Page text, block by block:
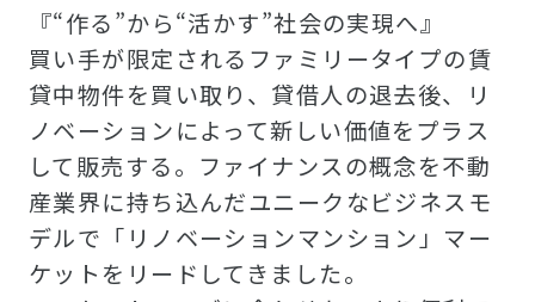
『“作る”から“活かす”社会の実現へ』
買い手が限定されるファミリータイプの賃
貸中物件を買い取り、貸借人の退去後、リ
ノベーションによって新しい価値をプラス
して販売する。ファイナンスの概念を不動
産業界に持ち込んだユニークなビジネスモ
デルで「リノベーションマンション」マー
ケットをリードしてきました。